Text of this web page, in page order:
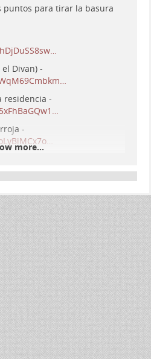
puntos para tirar la basura
Divan) -
residencia -
-
more...